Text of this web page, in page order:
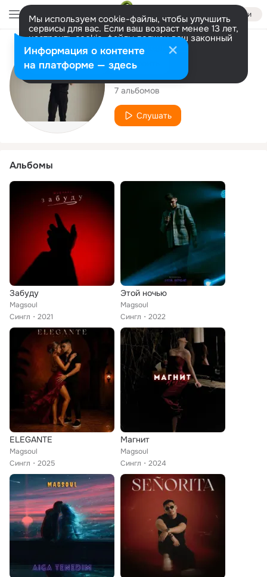
Войти
Мы используем cookie-файлы, чтобы улучшить
сервисы для вас. Если ваш возраст менее 13 лет,
настроить cookie-файлы должен ваш законный
представитель. Больше информации
Разрешить все Настроить
Исполнитель
Magsoul
7 альбомов
Слушать
Альбомы
Забуду
Magsoul
Сингл
2021
Этой ночью
Magsoul
Сингл
2022
ELEGANTE
Magsoul
Сингл
2025
Магнит
Magsoul
Сингл
2024
Информация о контенте
на платформе — здесь